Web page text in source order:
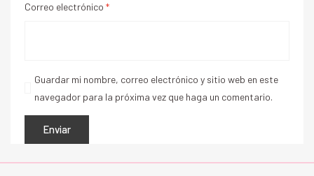
Correo electrónico *
Guardar mi nombre, correo electrónico y sitio web en este
navegador para la próxima vez que haga un comentario.